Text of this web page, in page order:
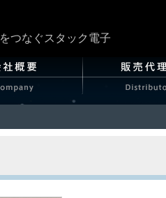
つなぐスタック電子